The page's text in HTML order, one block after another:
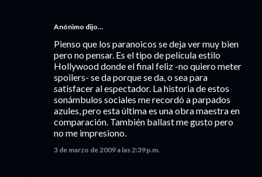
Anónimo dijo…
Pienso que los paranoicos se deja ver muy bien
pero no pensar. Es el tipo de película estilo
Hollywood donde el final feliz -no quiero meter
spoilers- se da porque se da, o sea para
satisfacer al espectador. La historia de estos
sonámbulos sociales me recordó a parpados
azules, pero esta última es una obra maestra en
comparación. También ballast me gusto pero
no me impresiono.
3 de marzo de 2009 a las 2:39 p.m.